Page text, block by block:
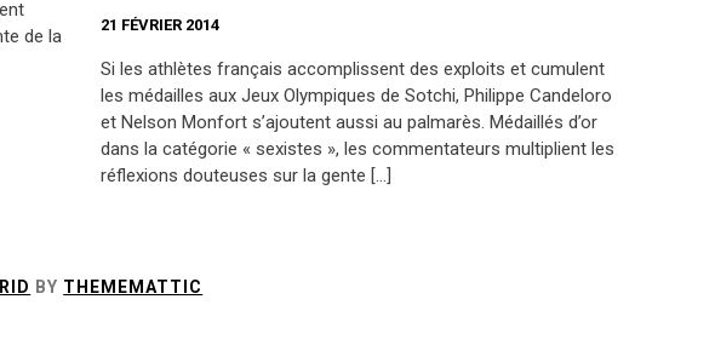
de la
21 FÉVRIER 2014
Si les athlètes français accomplissent des exploits et cumulent
les médailles aux Jeux Olympiques de Sotchi, Philippe Candeloro
et Nelson Monfort s’ajoutent aussi au palmarès. Médaillés d’or
dans la catégorie « sexistes », les commentateurs multiplient les
réflexions douteuses sur la gente […]
BY THEMEMATTIC